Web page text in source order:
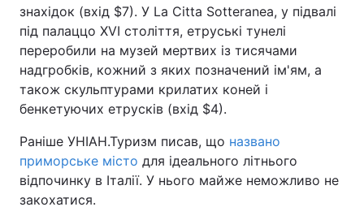
знахідок (вхід $7). У La Citta Sotteranea, у підвалі
під палаццо XVI століття, етруські тунелі
переробили на музей мертвих із тисячами
надгробків, кожний з яких позначений ім'ям, а
також скульптурами крилатих коней і
бенкетуючих етрусків (вхід $4).
Раніше УНІАН.Туризм писав, що названо
приморське місто для ідеального літнього
відпочинку в Італії. У нього майже неможливо не
закохатися.